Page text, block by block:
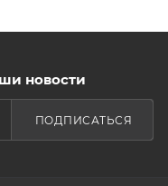
новости
ПОДПИСАТЬСЯ